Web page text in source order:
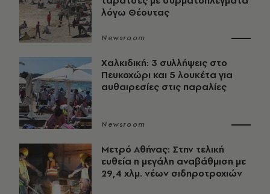
λόγω Θέουτας
Newsroom
Χαλκιδική: 3 συλλήψεις στο
Πευκοχώρι και 5 λουκέτα για
αυθαιρεσίες στις παραλίες
Newsroom
Μετρό Αθήνας: Στην τελική
ευθεία η μεγάλη αναβάθμιση με
29,4 χλμ. νέων σιδηροτροχιών